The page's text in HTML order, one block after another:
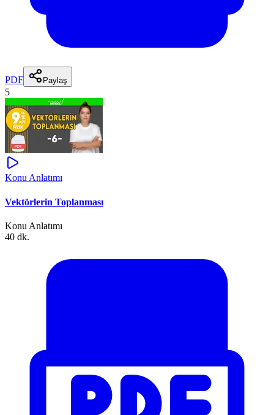
PDF Paylaş
5
Konu Anlatımı
Vektörlerin Toplanması
Konu Anlatımı
40 dk.